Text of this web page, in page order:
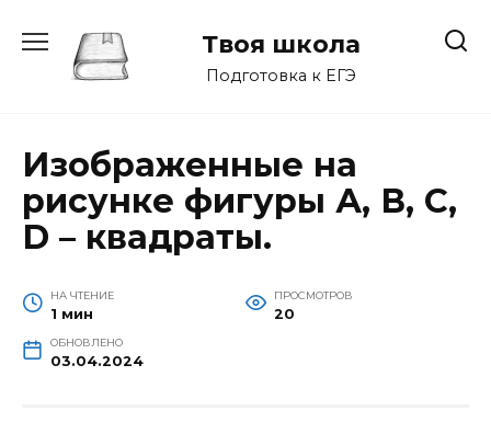
содержанию
Твоя школа
Подготовка к ЕГЭ
Изображенные на
рисунке фигуры А, В, С,
D – квадраты.
НА ЧТЕНИЕ
1 мин
ПРОСМОТРОВ
20
ОБНОВЛЕНО
03.04.2024